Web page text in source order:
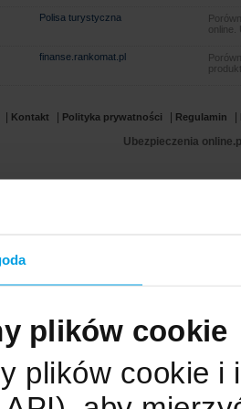
plików cookie
plików cookie i
Polisa turystyczna
finanse.rankomat.pl
Kontakt Polityka prywatności Regulamin
Ubezpieczenia